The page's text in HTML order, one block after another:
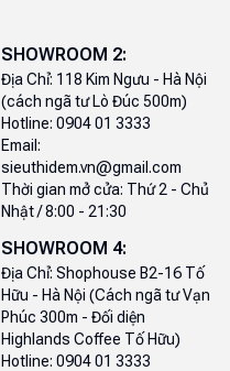
SHOWROOM 2:
Địa Chỉ: 118 Kim Ngưu - Hà Nội
(cách ngã tư Lò Đúc 500m)
Hotline: 0904 01 3333
Email:
sieuthidem.vn@gmail.com
Thời gian mở cửa: Thứ 2 - Chủ
Nhật / 8:00 - 21:30
SHOWROOM 4:
Địa Chỉ: Shophouse B2-16 Tố
Hữu - Hà Nội (Cách ngã tư Vạn
Phúc 300m - Đối diện
Highlands Coffee Tố Hữu)
Hotline: 0904 01 3333